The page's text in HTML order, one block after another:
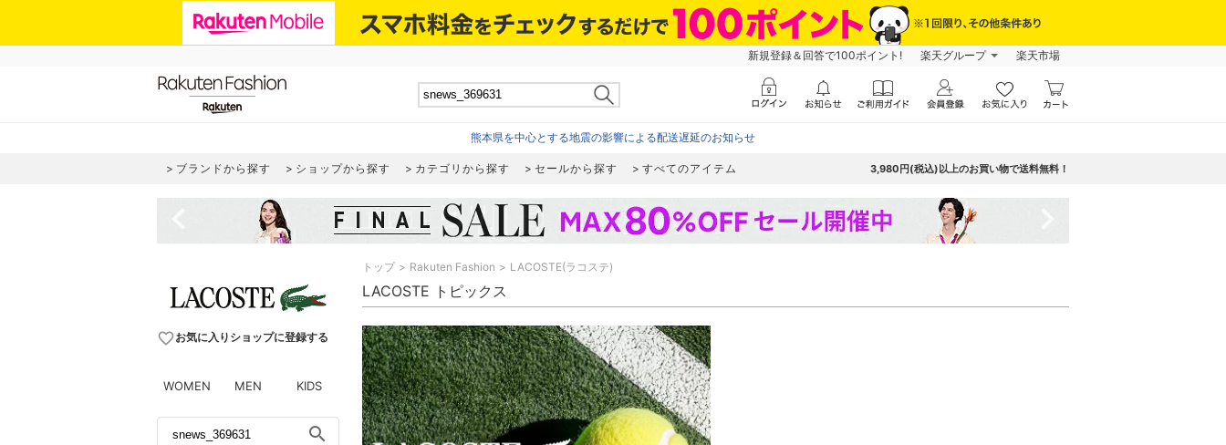
新規登録＆回答で100ポイント! 楽天グループ 楽天市場
熊本県を中心とする地震の影響による配送遅延のお知らせ
ブランドから探す ショップから探す カテゴリから探す セールから探す すべてのアイテム 3,980円(税込)以上のお買い物で送料無料！
favorite_borderお気に入りショップに登録する
WOMEN MEN KIDS
search
トップ Rakuten Fashion LACOSTE(ラコステ)
LACOSTE トピックス